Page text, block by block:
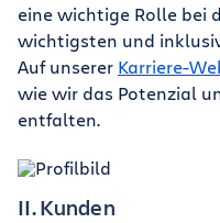
eine wichtige Rolle bei
wichtigsten und
Auf unserer Karriere-
wie wir das Potenzial
entfalten.
II. Kunden